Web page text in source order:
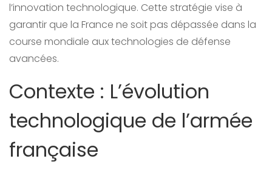
l’innovation technologique. Cette stratégie vise à
garantir que la France ne soit pas dépassée dans la
course mondiale aux technologies de défense
avancées.
Contexte : L’évolution
technologique de l’armée
française